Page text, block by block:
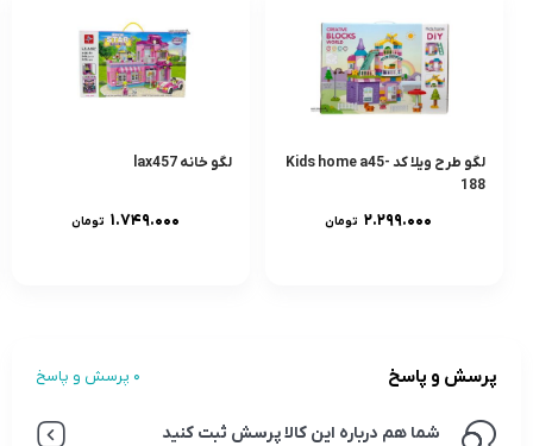
لگو طرح ویلا کد Kids home a45-
188
۲.۲۹۹.۰۰۰ تومان
لگو خانه lax457
۱.۷۴۹.۰۰۰ تومان
پرسش و پاسخ 0 پرسش و پاسخ
شما هم درباره این کالا پرسش ثبت کنید